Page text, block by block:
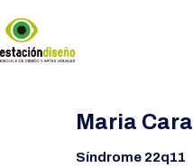
Maria Cara
Síndrome 22q11